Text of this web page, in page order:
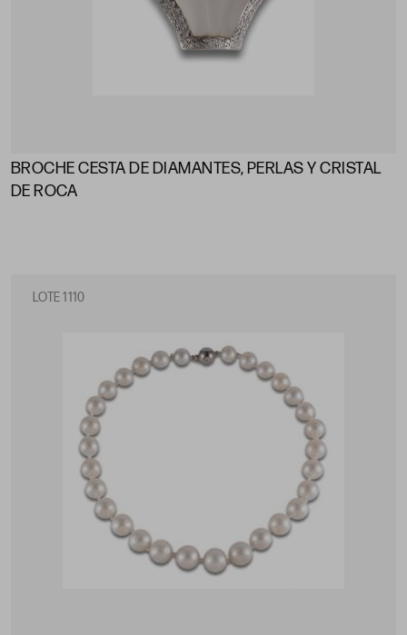
BROCHE CESTA DE DIAMANTES, PERLAS Y CRISTAL
DE ROCA
LOTE 1110